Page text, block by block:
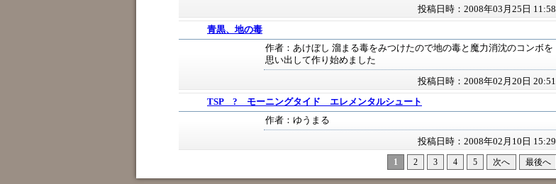
投稿日時：2008年03月25日 11:58
青黒、地の毒
作者：あけぼし 溜まる毒をみつけたので地の毒と魔力消沈のコンボを
思い出して作り始めました
投稿日時：2008年02月20日 20:51
TSP ? モーニングタイド エレメンタルシュート
作者：ゆうまる
投稿日時：2008年02月10日 15:29
1 2 3 4 5 次へ 最後へ